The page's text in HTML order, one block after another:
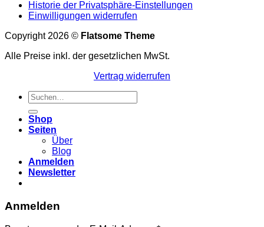
Historie der Privatsphäre-Einstellungen
Einwilligungen widerrufen
Copyright 2026 © Flatsome Theme
Alle Preise inkl. der gesetzlichen MwSt.
Vertrag widerrufen
Suchen
nach:
Shop
Seiten
Über
Blog
Anmelden
Newsletter
Anmelden